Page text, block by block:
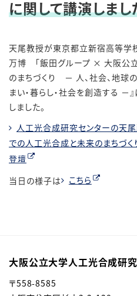
に関して講演しまし
天尾教授が東京都立新宿高等学校
万博 「飯田グループ × 大阪公
のまちづくり － 人、社会、地球
まい・暮らし・社会を創造する
しました。
人工光合成研究センターの天
での人工光合成と未来のまちづ
登壇
当日の様子は
こちら
大阪公立大学人工光合成研
〒558-8585